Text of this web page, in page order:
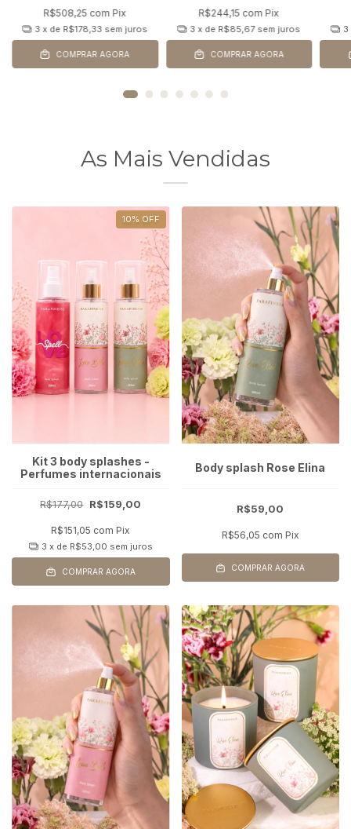
R$508,25 com Pix
3 x de R$178,33 sem juros
COMPRAR AGORA
R$244,15 com Pix
3 x de R$85,67 sem juros
COMPRAR AGORA
3
As Mais Vendidas
10% OFF
Kit 3 body splashes -
Perfumes internacionais
R$177,00 R$159,00
R$151,05 com Pix
3 x de R$53,00 sem juros
COMPRAR AGORA
Body splash Rose Elina
R$59,00
R$56,05 com Pix
COMPRAR AGORA